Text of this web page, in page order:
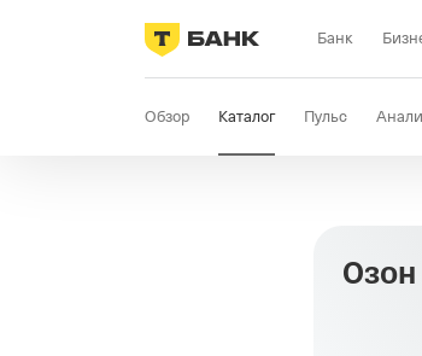
Банк
Обзор Каталог Пульс